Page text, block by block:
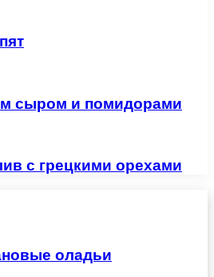
сыром и помидорами
с грецкими орехами
оладьи